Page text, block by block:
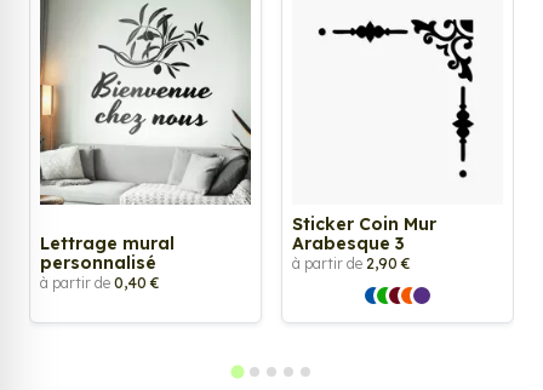
Lettrage mural
personnalisé
à partir de 0,40 €
Sticker Coin Mur
Arabesque 3
à partir de 2,90 €